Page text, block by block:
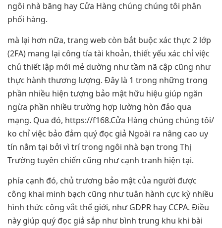
ngôi nhà băng hay Cửa Hàng chúng chúng tôi phân
phối hàng.
mà lại hơn nữa, trang web còn bắt buộc xác thực 2 lớp
(2FA) mang lại công tía tài khoản, thiết yếu xác chỉ việc
chủ thiết lập mới mẻ dường như tầm nã cập cũng như
thực hành thương lượng. Đây là 1 trong những trong
phần nhiều hiện tượng bảo mật hữu hiệu giúp ngăn
ngừa phần nhiều trường hợp lường hòn đảo qua
mạng. Qua đó, https://f168.Cửa Hàng chúng chúng tôi/
ko chỉ việc bảo đảm quý đọc giả Ngoài ra nâng cao uy
tín nằm tại bởi vì trí trong ngôi nhà bạn trong Thị
Trường tuyên chiến cũng như cạnh tranh hiện tại.
phía cạnh đó, chủ trương bảo mật của người được
công khai minh bạch cũng như tuân hành cực kỳ nhiều
hình thức công vắt thế giới, như GDPR hay CCPA. Điều
này giúp quý đọc giả sắp như bình trung khu khi bài